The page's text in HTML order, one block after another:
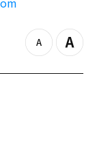
z
o
Z
o